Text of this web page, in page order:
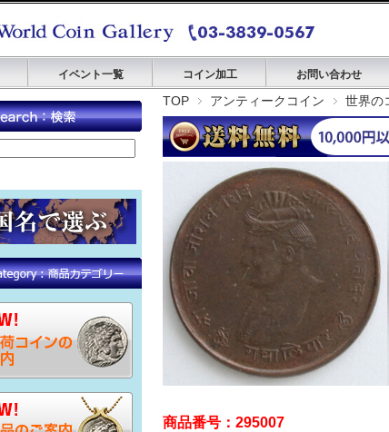
イベント一覧 コイン加工 お問い合わせ
TOP アンティークコイン 世界の
商品番号：295007